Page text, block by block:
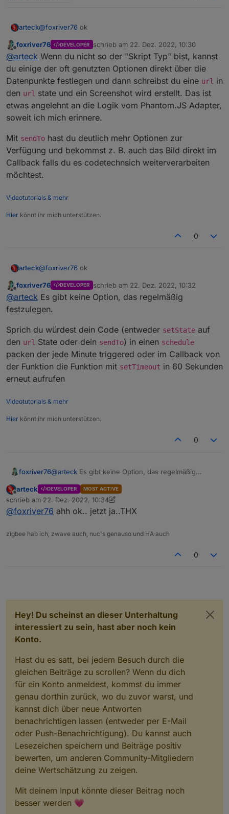
arteck@foxriver76 ok
aber verstehe jetzt nicht die Nutzung der Datenpunkte
??
wenn ich alle 60 min ein bild haben will.. was nutz ich
da.. stehe bissel auf dem Schlauch
Offline
foxriver76 DEVELOPER schrieb am 22. Dez. 2022, 10:30
zuletzt editiert von
@arteck Wenn du nicht so der "Skript Typ" bist, kannst
du einige der oft genutzten Optionen direkt über die
Datenpunkte festlegen und dann schreibst du eine url in
den url state und ein Screenshot wird erstellt. Das ist
etwas angelehnt an die Logik vom Phantom.JS Adapter,
soweit ich mich erinnere.
Mit sendTo hast du deutlich mehr Optionen zur
Verfügung und bekommst z. B. auch das Bild direkt im
Callback falls du es codetechnsich weiterverarbeiten
möchtest.
Videotutorials & mehr
Hier könnt ihr mich unterstützen.
0
arteck@foxriver76 ok
aber verstehe jetzt nicht die Nutzung der Datenpunkte
??
wenn ich alle 60 min ein bild haben will.. was nutz ich
da.. stehe bissel auf dem Schlauch
Offline
foxriver76 DEVELOPER schrieb am 22. Dez. 2022, 10:32
zuletzt editiert von
@arteck Es gibt keine Option, das regelmäßig
festzulegen.
Sprich du würdest dein Code (entweder setState auf
den url State oder dein sendTo) in einen schedule
packen der jede Minute triggered oder im Callback von
der Funktion die Funktion mit setTimeout in 60 Sekunden
erneut aufrufen
Videotutorials & mehr
Hier könnt ihr mich unterstützen.
0
foxriver76@arteck Es gibt keine Option, das regelmäßig
Sprich du würdest dein Code (entweder
auf denurl State oder dein
schedule
packen der jede Minute triggered oder
setTimeout
in 60 Sekunden erneut aufrufen
Offline
arteck DEVELOPER MOST ACTIVE
schrieb am 22. Dez. 2022, 10:34
zuletzt editiert von arteck
@foxriver76 ahh ok.. jetzt ja..THX
zigbee hab ich, zwave auch, nuc's genauso und HA auch
0
Hey! Du scheinst an dieser Unterhaltung
interessiert zu sein, hast aber noch kein
Konto.
Hast du es satt, bei jedem Besuch durch die
gleichen Beiträge zu scrollen? Wenn du dich
für ein Konto anmeldest, kommst du immer
genau dorthin zurück, wo du zuvor warst, und
kannst dich über neue Antworten
benachrichtigen lassen (entweder per E-Mail
oder Push-Benachrichtigung). Du kannst auch
Lesezeichen speichern und Beiträge positiv
bewerten, um anderen Community-Mitgliedern
deine Wertschätzung zu zeigen.
Mit deinem Input könnte dieser Beitrag noch
besser werden 💗